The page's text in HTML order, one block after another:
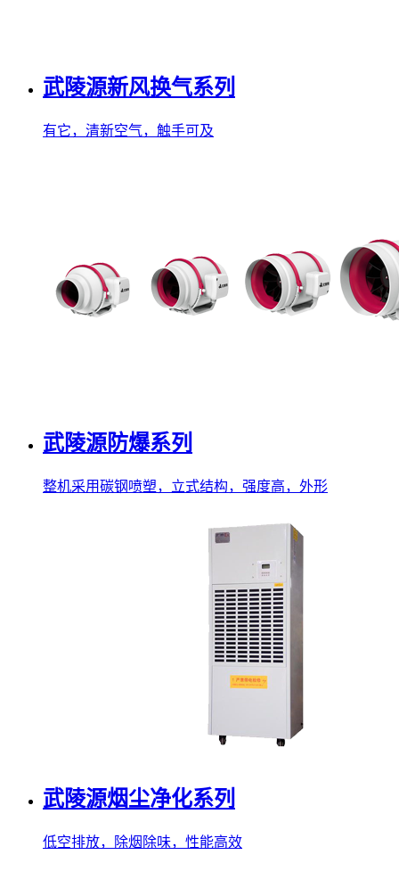
武陵源新风换气系列
有它，清新空气，触手可及
武陵源防爆系列
整机采用碳钢喷塑，立式结构，强度高，外形
武陵源烟尘净化系列
低空排放，除烟除味，性能高效